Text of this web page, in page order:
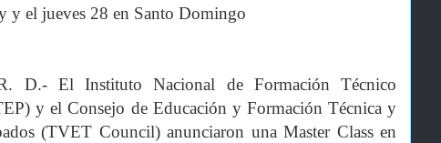
y el jueves 28 en Santo Domingo
D.- El Instituto Nacional de Formación Técnico
y el Consejo de Educación y Formación Técnica y
(TVET Council) anunciaron una Master Class en